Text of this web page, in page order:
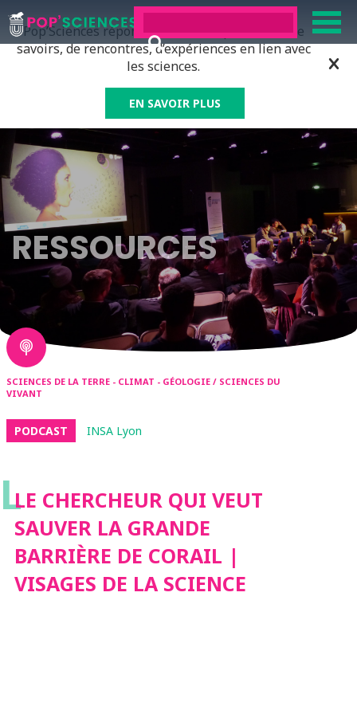
Pop’Sciences répond à tous ceux qui ont soif de
savoirs, de rencontres, d’expériences en lien avec
les sciences.
EN SAVOIR PLUS
RESSOURCES
SCIENCES DE LA TERRE - CLIMAT - GÉOLOGIE / SCIENCES DU
VIVANT
PODCAST INSA Lyon
LLE CHERCHEUR QUI VEUT
SAUVER LA GRANDE
BARRIÈRE DE CORAIL |
VISAGES DE LA SCIENCE